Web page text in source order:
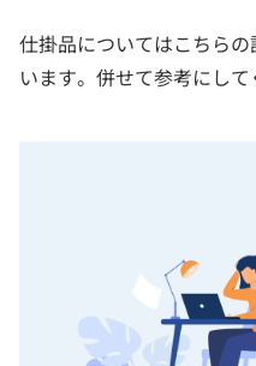
仕掛品についてはこちら
います。併せて参考にして